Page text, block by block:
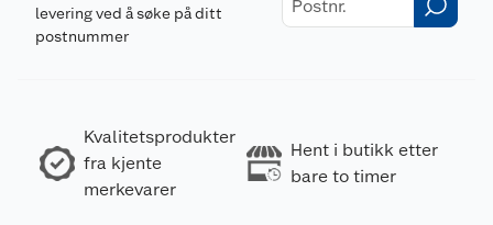
levering ved å søke på ditt
postnummer
Kvalitetsprodukter
fra kjente
merkevarer
Hent i butikk etter
bare to timer